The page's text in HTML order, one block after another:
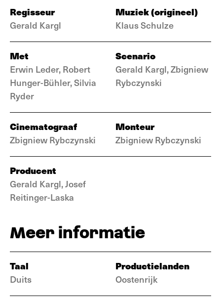
Regisseur
Gerald Kargl
Muziek (origineel)
Klaus Schulze
Met
Erwin Leder, Robert
Hunger-Bühler, Silvia
Ryder
Scenario
Gerald Kargl, Zbigniew
Rybczynski
Cinematograaf
Zbigniew Rybczynski
Monteur
Zbigniew Rybczynski
Producent
Gerald Kargl, Josef
Reitinger-Laska
Meer informatie
Taal
Duits
Productielanden
Oostenrijk